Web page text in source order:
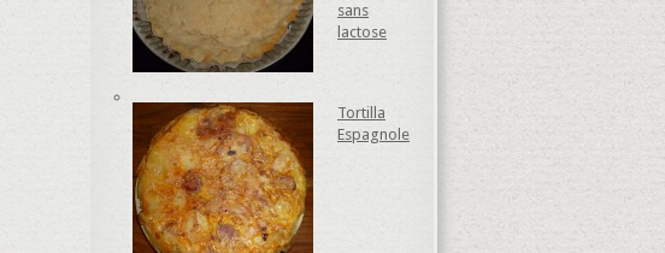
sans
lactose
Tortilla
Espagnole